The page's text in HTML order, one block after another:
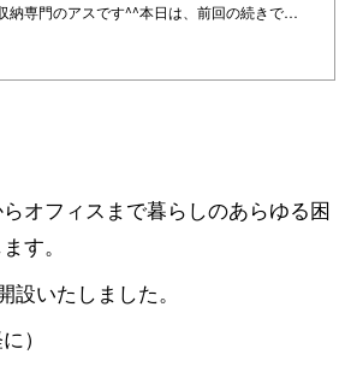
納専門のアスです^^本日は、前回の続きで…
オフィスまで暮らしのあらゆる困
す。
いたしました。
）